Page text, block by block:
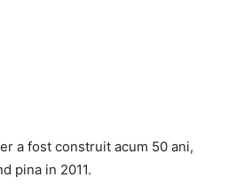
a fost construit acum 50 ani,
pina in 2011.